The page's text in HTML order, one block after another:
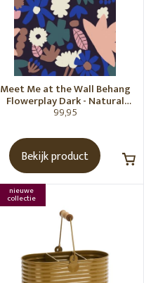
Meet Me at the Wall Behang
Flowerplay Dark - Natural
Noord
99,95
Bekijk product
nieuwe
collectie